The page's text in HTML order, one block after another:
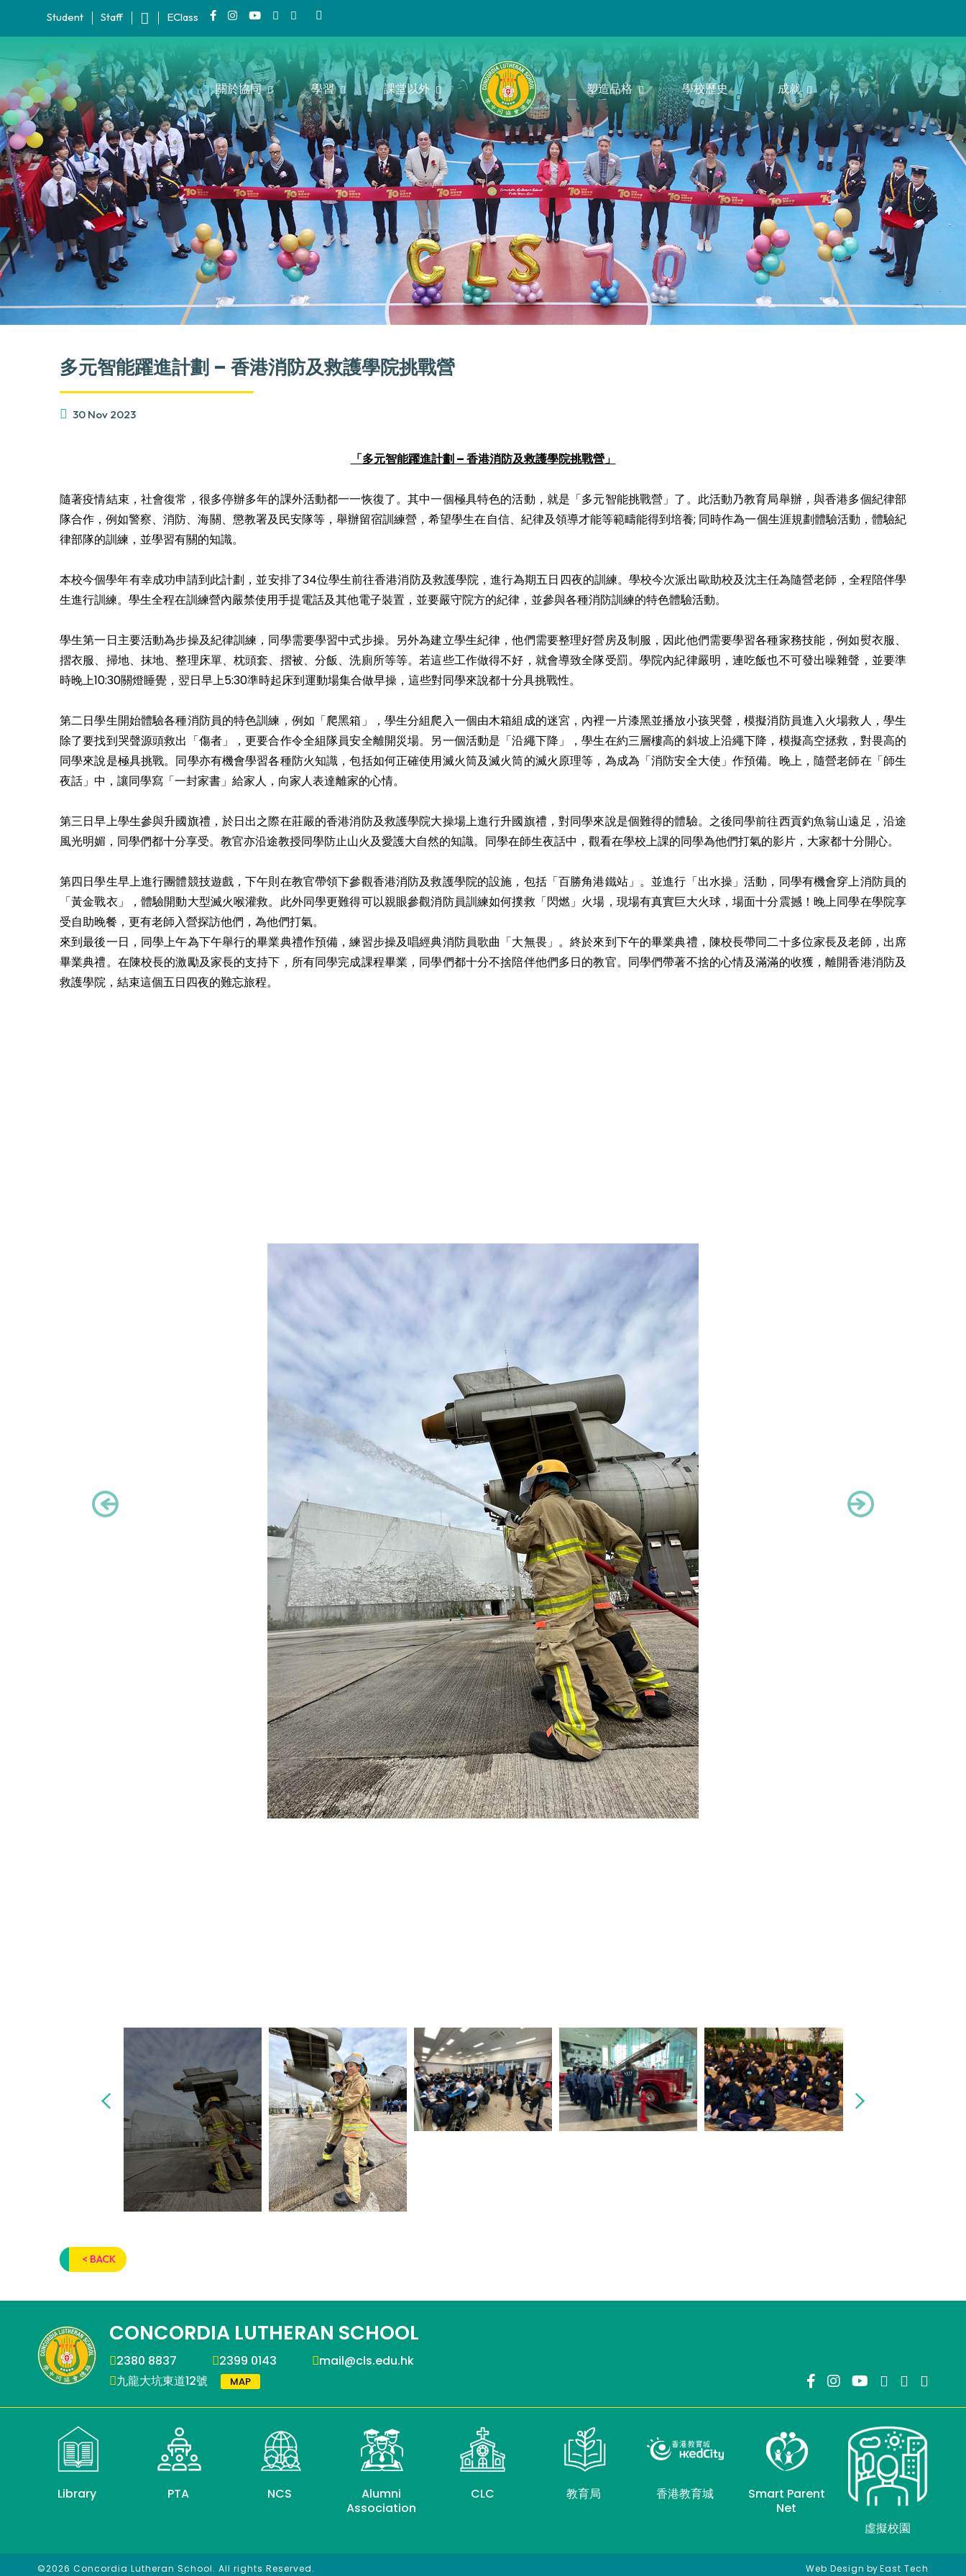
Student Staff EClass
關於協同 學習 課堂以外 塑造品格 學校歷史 成就
多元智能躍進計劃 – 香港消防及救護學院挑戰營
30 Nov 2023
「多元智能躍進計劃 – 香港消防及救護學院挑戰營」
隨著疫情結束，社會復常，很多停辦多年的課外活動都一一恢復了。其中一個極具特色的活動，就是「多元智能挑戰營」了。此活動乃教育局舉辦，與香港多個紀律部
隊合作，例如警察、消防、海關、懲教署及民安隊等，舉辦留宿訓練營，希望學生在自信、紀律及領導才能等範疇能得到培養; 同時作為一個生涯規劃體驗活動，體驗紀
律部隊的訓練，並學習有關的知識。
本校今個學年有幸成功申請到此計劃，並安排了34位學生前往香港消防及救護學院，進行為期五日四夜的訓練。學校今次派出歐助校及沈主任為隨營老師，全程陪伴學
生進行訓練。學生全程在訓練營內嚴禁使用手提電話及其他電子裝置，並要嚴守院方的紀律，並參與各種消防訓練的特色體驗活動。
學生第一日主要活動為步操及紀律訓練，同學需要學習中式步操。另外為建立學生紀律，他們需要整理好營房及制服，因此他們需要學習各種家務技能，例如熨衣服、
摺衣服、掃地、抹地、整理床單、枕頭套、摺被、分飯、洗廁所等等。若這些工作做得不好，就會導致全隊受罰。學院內紀律嚴明，連吃飯也不可發出噪雜聲，並要準
時晚上10:30關燈睡覺，翌日早上5:30準時起床到運動場集合做早操，這些對同學來說都十分具挑戰性。
第二日學生開始體驗各種消防員的特色訓練，例如「爬黑箱」，學生分組爬入一個由木箱組成的迷宮，內裡一片漆黑並播放小孩哭聲，模擬消防員進入火場救人，學生
除了要找到哭聲源頭救出「傷者」，更要合作令全組隊員安全離開災場。另一個活動是「沿繩下降」，學生在約三層樓高的斜坡上沿繩下降，模擬高空拯救，對畏高的
同學來說是極具挑戰。同學亦有機會學習各種防火知識，包括如何正確使用滅火筒及滅火筒的滅火原理等，為成為「消防安全大使」作預備。晚上，隨營老師在「師生
夜話」中，讓同學寫「一封家書」給家人，向家人表達離家的心情。
第三日早上學生參與升國旗禮，於日出之際在莊嚴的香港消防及救護學院大操場上進行升國旗禮，對同學來說是個難得的體驗。之後同學前往西貢釣魚翁山遠足，沿途
風光明媚，同學們都十分享受。教官亦沿途教授同學防止山火及愛護大自然的知識。同學在師生夜話中，觀看在學校上課的同學為他們打氣的影片，大家都十分開心。
第四日學生早上進行團體競技遊戲，下午則在教官帶領下參觀香港消防及救護學院的設施，包括「百勝角港鐵站」。並進行「出水操」活動，同學有機會穿上消防員的
「黃金戰衣」，體驗開動大型滅火喉灌救。此外同學更難得可以親眼參觀消防員訓練如何撲救「閃燃」火場，現場有真實巨大火球，場面十分震撼！晚上同學在學院享
受自助晚餐，更有老師入營探訪他們，為他們打氣。
來到最後一日，同學上午為下午舉行的畢業典禮作預備，練習步操及唱經典消防員歌曲「大無畏」。終於來到下午的畢業典禮，陳校長帶同二十多位家長及老師，出席
畢業典禮。在陳校長的激勵及家長的支持下，所有同學完成課程畢業，同學們都十分不捨陪伴他們多日的教官。同學們帶著不捨的心情及滿滿的收獲，離開香港消防及
救護學院，結束這個五日四夜的難忘旅程。
< BACK
CONCORDIA LUTHERAN SCHOOL
2380 8837 2399 0143
mail@cls.edu.hk
九龍大坑東道12號
MAP
Library PTA NCS
Alumni
Association
CLC 教育局 香港教育城
Smart Parent
Net
虛擬校園
©2026 Concordia Lutheran School. All rights Reserved. Web Design byEast Tech